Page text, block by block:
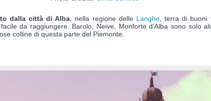
dalla città di Alba , nella regione delle Langhe, terra di buoni
da raggiungere. Barolo, Neive, Monforte d’Alba sono solo
colline di questa parte del Piemonte.